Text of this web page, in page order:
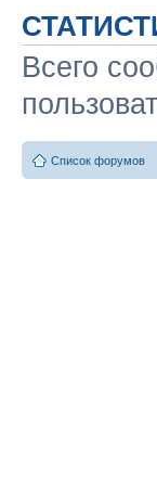
Всего
Список форумов